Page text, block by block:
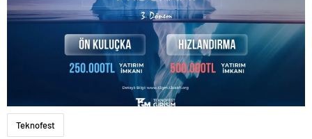
Teknofest